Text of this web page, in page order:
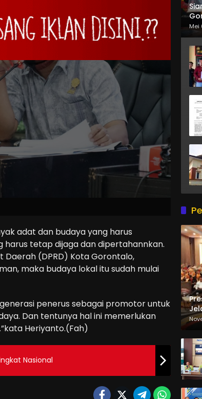
adat dan budaya yang harus
harus tetap dijaga dan dipertahannkan.
Daerah (DPRD) Kota Gorontalo,
maka budaya lokal itu sudah mulai
penerus sebagai promotor untuk
Dan tentunya hal ini memerlukan
Heriyanto.(Fah)
Nasional
Mei